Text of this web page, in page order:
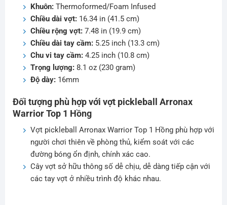
Khuôn:Thermoformed/Foam Infused
Chiều dài vợt:16.34 in (41.5 cm)
Chiều rộng vợt:7.48 in (19.9 cm)
Chiều dài tay cầm:5.25 inch (13.3 cm)
Chu vi tay cầm:4.25 inch (10.8 cm)
Trọng lượng:8.1 oz (230 gram)
Độ dày:16mm
Đối tượng phù hợp với vợt pickleball Arronax
Warrior Top 1 Hồng
Vợt pickleball Arronax Warrior Top 1 Hồng phù hợp với
người chơi thiên về phòng thủ, kiểm soát với các
đường bóng ổn định, chính xác cao.
Cây vợt sở hữu thông số dễ chịu, dễ dàng tiếp cận với
các tay vợt ở nhiều trình độ khác nhau.